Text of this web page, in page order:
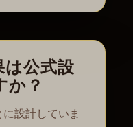
公式設
か？
設計していま